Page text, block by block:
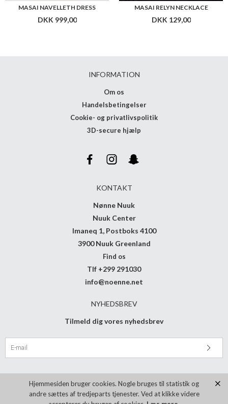
Hjemmesiden bruger cookies. Nogle bruges til statistik og
andre sættes af tredjeparts tjenester. Ved at klikke videre
MASAI NAVELLETH DRESS
DKK 999,00
MASAI RELYN NECKLACE
DKK 129,00
INFORMATION
Om os
Handelsbetingelser
Cookie- og privatlivspolitik
3D-secure hjælp
KONTAKT
Nønne Nuuk
Nuuk Center
Imaneq 1, Postboks 4100
3900 Nuuk Greenland
Find os
Tlf +299 291030
info@noenne.net
NYHEDSBREV
Tilmeld dig vores nyhedsbrev